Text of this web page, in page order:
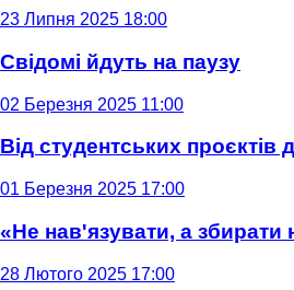
23 Липня 2025 18:00
Свідомі йдуть на паузу
02 Березня 2025 11:00
Від студентських проєктів
01 Березня 2025 17:00
«Не нав'язувати, а збирати
28 Лютого 2025 17:00